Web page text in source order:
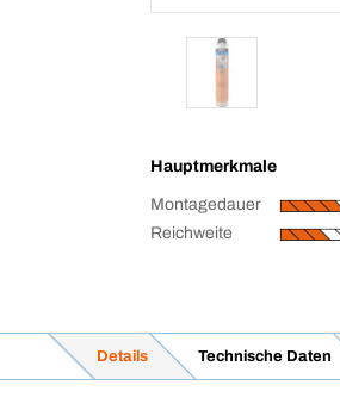
Hauptmerkmale
Montagedauer
Reichweite
Details Technische Daten